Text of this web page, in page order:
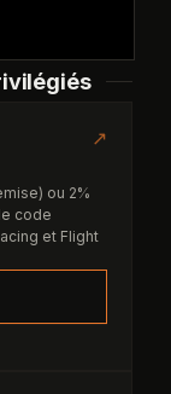
↗
ou 2%
code
et Flight